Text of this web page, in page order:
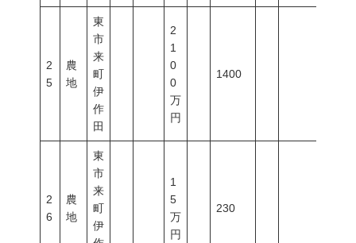
2
5
農
地
東
市
来
町
伊
作
田
2
1
0
0
万
円
1400
2
6
農
地
東
市
来
町
伊
1
5
万
円
230